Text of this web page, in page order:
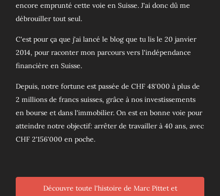
encore emprunté cette voie en Suisse. J'ai donc dû me
débrouiller tout seul.
C'est pour ça que j'ai lancé le blog que tu lis le 20 janvier
2014, pour raconter mon parcours vers l'indépendance
financière en Suisse.
Depuis, notre fortune est passée de CHF 48'000 à plus de
2 millions de francs suisses, grâce à nos investissements
en bourse et dans l'immobilier. On est en bonne voie pour
atteindre notre objectif: arrêter de travailler à 40 ans, avec
CHF 2'156'000 en poche.
Découvre toute l'histoire de Marc Pittet et